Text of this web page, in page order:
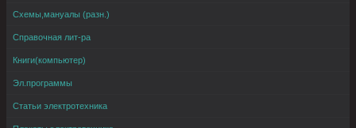
Схемы,мануалы (разн.)
Справочная лит-ра
Книги(компьютер)
Эл.программы
Статьи электротехника